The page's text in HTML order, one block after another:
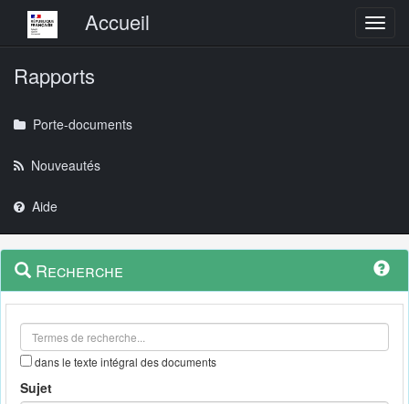
Menu principalAccueil
Rapports
Porte-documents
Nouveautés
Aide
Navigation
outils
Menu
contextuel
Recherche
dans le texte intégral des documents
Sujet